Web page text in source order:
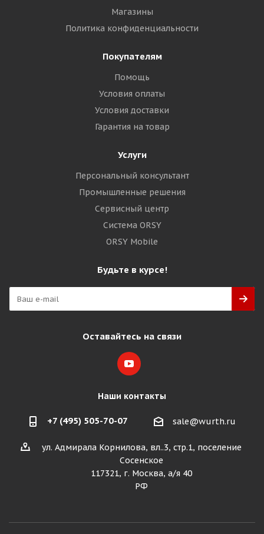
Магазины
Политика конфиденциальности
Покупателям
Помощь
Условия оплаты
Условия доставки
Гарантия на товар
Услуги
Персональный консультант
Промышленные решения
Сервисный центр
Система ORSY
ORSY Mobile
Будьте в курсе!
Оставайтесь на связи
Наши контакты
+7 (495) 505-70-07 sale@wurth.ru
ул. Адмирала Корнилова, вл..3, стр.1, поселение
Сосенское
117321, г. Москва, а/я 40
РФ